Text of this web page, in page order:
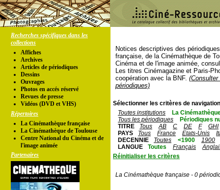
Recherches spécifiques dans les
collections
Affiches
Archives
Articles de périodiques
Dessins
Ouvrages
Photos en accés réservé
Revues de presse
Vidéos (DVD et VHS)
Répertoires
La Cinémathèque française
La Cinémathèque de Toulouse
Centre National du Cinéma et de
l'image animée
Partenaires
Notices descriptives des
française, de la Cinémathèque de
Cinéma et de l'image animée,
Les titres Cinémagazine et Paris-
coopération avec la BNF.
périodiques)
Sélectionner les critères de
Toutes institutions
La
Tous les périodiques
Périodiques
TITRE
Tous AB C DE F
GHI
PAYS
Tous France Etats-Unis
DECENNIE
Toutes <1900
1900
LANGUE
Toutes Français
Réinitialiser les critères
La Cinémathèque française - 0